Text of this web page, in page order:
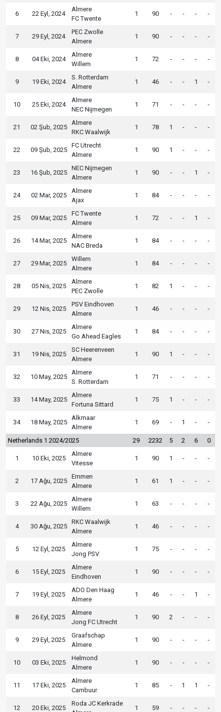
6 22 Eyl, 2024
Almere
FC Twente
1 90 - - - -
7 29 Eyl, 2024
PEC Zwolle
Almere
1 90 - - - -
8 04 Eki, 2024
Almere
Willem
1 72 - - - -
9 19 Eki, 2024
S. Rotterdam
Almere
1 46 - - 1 -
10 25 Eki, 2024
Almere
NEC Nijmegen
1 71 - - - -
21 02 Şub, 2025
Almere
RKC Waalwijk
1 78 1 - - -
22 09 Şub, 2025
FC Utrecht
Almere
1 90 1 - - -
23 16 Şub, 2025
NEC Nijmegen
Almere
1 90 - - 1 -
24 02 Mar, 2025
Almere
Ajax
1 84 - - - -
25 09 Mar, 2025
FC Twente
Almere
1 72 - - 1 -
26 14 Mar, 2025
Almere
NAC Breda
1 84 - - - -
27 29 Mar, 2025
Willem
Almere
1 84 - - - -
28 05 Nis, 2025
Almere
PEC Zwolle
1 82 1 - - -
29 12 Nis, 2025
PSV Eindhoven
Almere
1 46 - - - -
30 27 Nis, 2025
Almere
Go Ahead Eagles
1 84 - - - -
31 19 Nis, 2025
SC Heerenveen
Almere
1 90 1 - - -
32 10 May, 2025
Almere
S. Rotterdam
1 71 - - - -
33 14 May, 2025
Almere
Fortuna Sittard
1 75 1 - - -
34 18 May, 2025
Alkmaar
Almere
1 69 - 1 - -
Netherlands 1 2024/2025 29 2232 5 2 6 0
1 10 Eki, 2025
Almere
Vitesse
1 90 1 - - -
2 17 Ağu, 2025
Emmen
Almere
1 61 1 - - -
3 22 Ağu, 2025
Almere
Willem
1 63 - - - -
4 30 Ağu, 2025
RKC Waalwijk
Almere
1 46 - - - -
5 12 Eyl, 2025
Almere
Jong PSV
1 75 - - - -
6 15 Eyl, 2025
Almere
Eindhoven
1 90 - - - -
7 19 Eyl, 2025
ADO Den Haag
Almere
1 46 - - 1 -
8 26 Eyl, 2025
Almere
Jong FC Utrecht
1 90 2 - - -
9 29 Eyl, 2025
Graafschap
Almere
1 90 - - - -
10 03 Eki, 2025
Helmond
Almere
1 90 - - - -
11 17 Eki, 2025
Almere
Cambuur
1 85 - 1 1 -
12 20 Eki, 2025
Roda JC Kerkrade
1 59 - - - -